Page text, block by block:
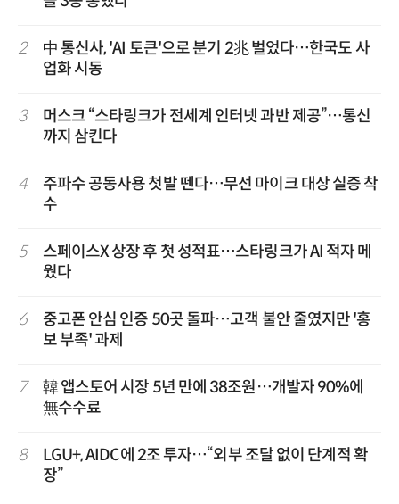
2
中 통신사, 'AI 토큰'으로 분기 2兆 벌었다…한국도 사
업화 시동
3
머스크 “스타링크가 전세계 인터넷 과반 제공”…통신
까지 삼킨다
4
주파수 공동사용 첫발 뗀다…무선 마이크 대상 실증 착
수
5
스페이스X 상장 후 첫 성적표…스타링크가 AI 적자 메
웠다
6
중고폰 안심 인증 50곳 돌파…고객 불안 줄였지만 '홍
보 부족' 과제
7
韓 앱스토어 시장 5년 만에 38조원…개발자 90%에
無수수료
8
LGU+, AIDC에 2조 투자…“외부 조달 없이 단계적 확
장”